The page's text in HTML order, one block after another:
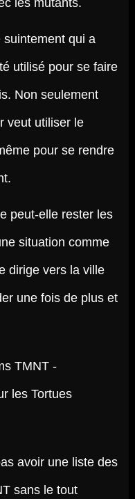
les mutants.
suintement qui a
utilisé pour se faire
Non seulement
veut utiliser le
pour se rendre
peut-elle rester les
situation comme
dirige vers la ville
une fois de plus et
avoir une liste des
sans le tout